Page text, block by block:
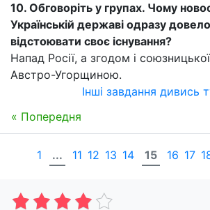
10. Обговоріть у групах. Чому
Українській державі одразу
відстоювати своє існування?
Напад Росії, а згодом і
Австро-Угорщиною.
Інші завдання дивись
« Попередня
1 ... 11 12 13 14 15 16 17